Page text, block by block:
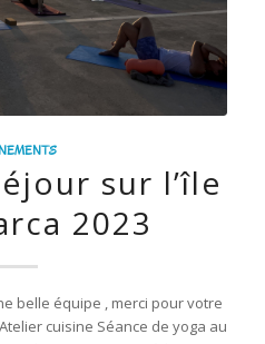
sur l’île
2023
belle équipe , merci pour votre
cuisine Séance de yoga au